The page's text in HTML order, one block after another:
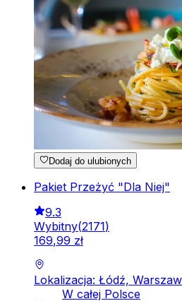
Dodaj do ulubionych
Pakiet Przeżyć "Dla Niej"
9.3
Wybitny(2171)
169,99 zł
Lokalizacja: Łódź,
W całej Polsce